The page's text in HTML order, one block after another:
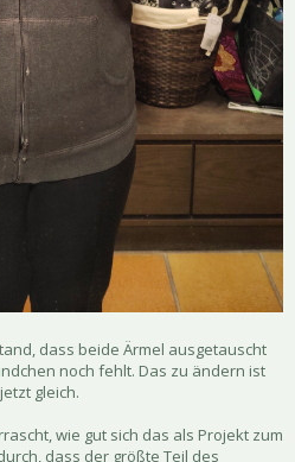
dass beide Ärmel ausgetauscht
noch fehlt. Das zu ändern ist
gleich.
wie gut sich das als Projekt zum
dass der größte Teil des